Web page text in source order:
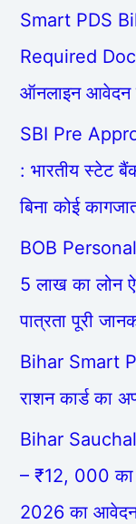
Smart PDS
Required
ऑनलाइन आवेदन
SBI Pre
: भारतीय स्टेट
बिना कोई
BOB
5 लाख का लोन
पात्रता पूरी
Bihar Smart
राशन कार्ड का
Bihar
– ₹12, 000 का
2026 का